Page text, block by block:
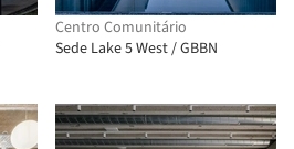
Centro Comunitário
Sede Lake 5 West / GBBN